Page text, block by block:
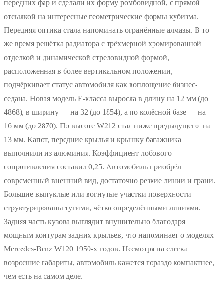
передних фар и сделали их форму ромбовидной, с прямой
отсылкой на интересные геометрические формы кубизма.
Передняя оптика стала напоминать огранённые алмазы. В то
же время решётка радиатора с трёхмерной хромированной
отделкой и динамической стреловидной формой,
расположенная в более вертикальном положении,
подчёркивает статус автомобиля как воплощение бизнес-
седана. Новая модель E-класса выросла в длину на 12 мм (до
4868), в ширину — на 32 (до 1854), а по колёсной базе — на
16 мм (до 2870). По высоте W212 стал ниже предыдущего на
13 мм. Капот, передние крылья и крышку багажника
выполнили из алюминия. Коэффициент лобового
сопротивления составил 0,25. Автомобиль приобрёл
современный внешний вид, достаточно резкие линии и грани.
Большие выпуклые или вогнутые участки поверхности
структурированы тугими, чётко определёнными линиями.
Задняя часть кузова выглядит внушительно благодаря
мощным контурам задних крыльев, что напоминает о моделях
Mercedes-Benz W120 1950-х годов. Несмотря на слегка
возросшие габариты, автомобиль кажется гораздо компактнее,
чем есть на самом деле.